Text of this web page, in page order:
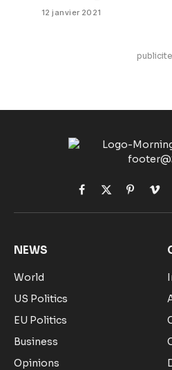
12 janvier 2021
publicite
Facebook
X
(Twitter)
NEWS
World
US Politics
EU Politics
Business
Opinions